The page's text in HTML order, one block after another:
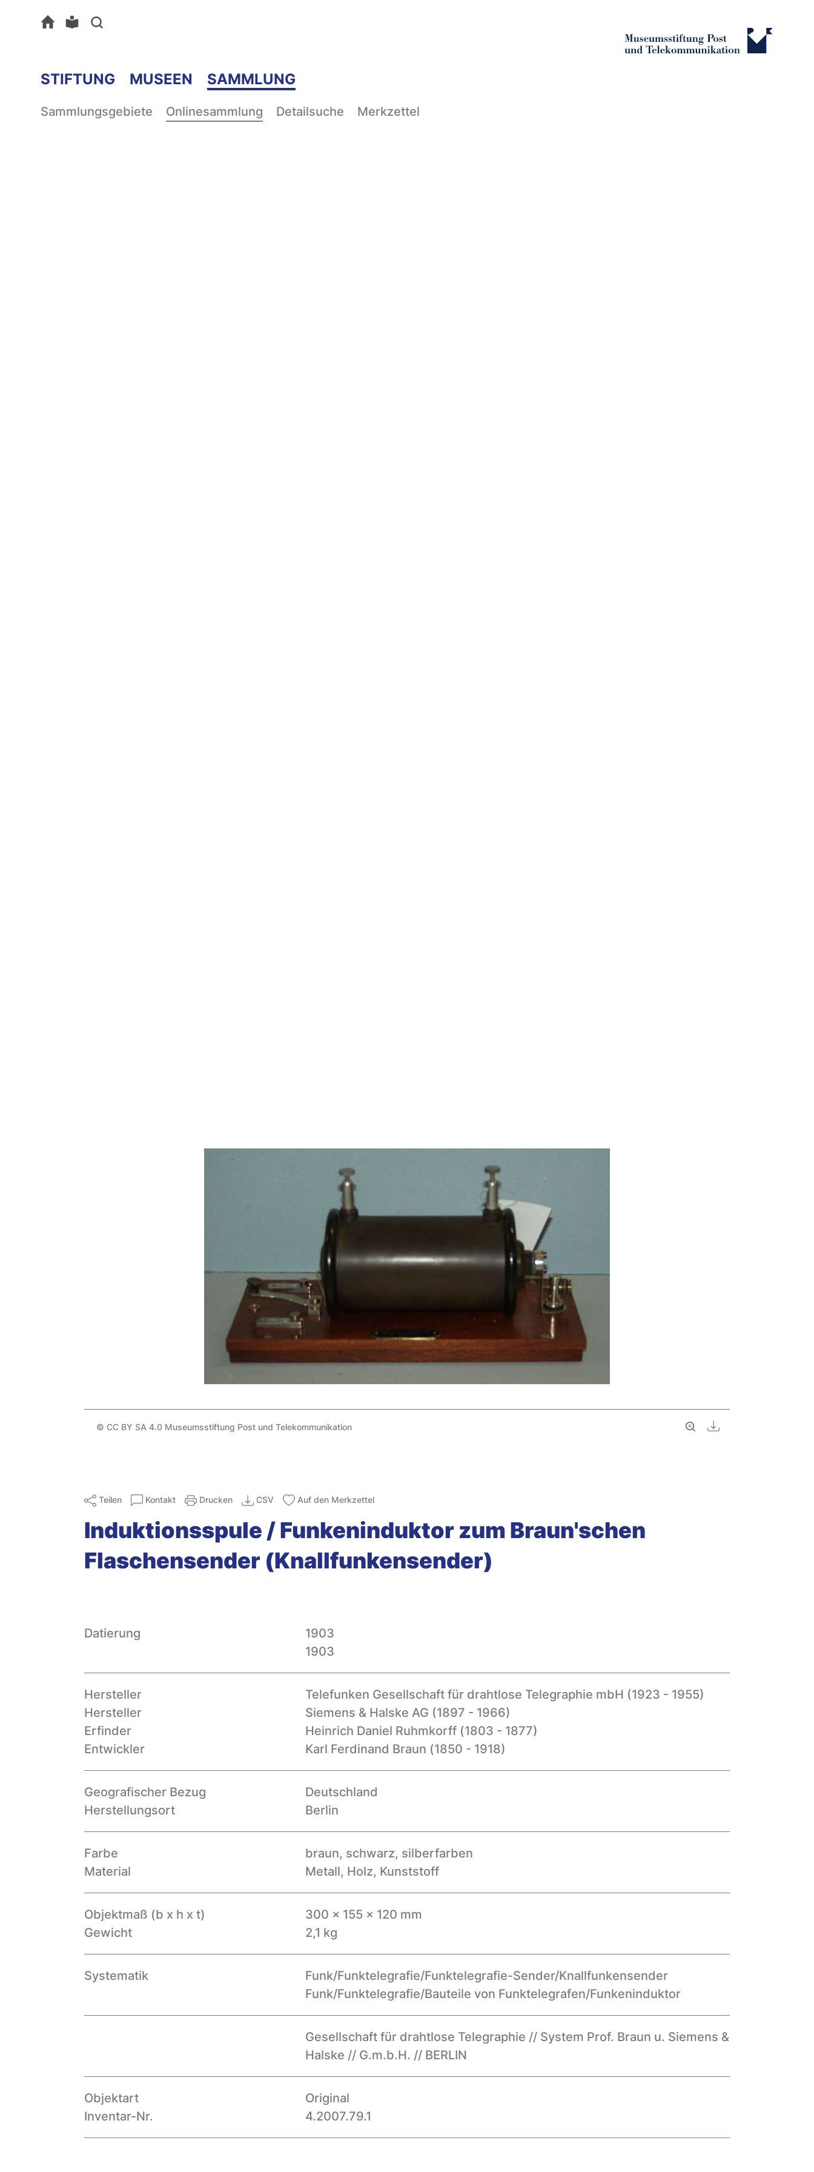
STIFTUNG MUSEEN SAMMLUNG
Sammlungsgebiete Onlinesammlung Detailsuche Merkzettel
VollbildDownload
© CC BY SA 4.0 Museumsstiftung Post und Telekommunikation
Teilen Kontakt Drucken CSV Auf den Merkzettel
Induktionsspule / Funkeninduktor zum Braun'schen
Flaschensender (Knallfunkensender)
Datierung
1903
1903
Hersteller
Telefunken Gesellschaft für drahtlose Telegraphie mbH (1923 - 1955)
Hersteller
Siemens & Halske AG (1897 - 1966)
Erfinder
Heinrich Daniel Ruhmkorff (1803 - 1877)
Entwickler
Karl Ferdinand Braun (1850 - 1918)
Geografischer Bezug
Deutschland
Herstellungsort
Berlin
Farbe
braun, schwarz, silberfarben
Material
Metall, Holz, Kunststoff
Objektmaß (b x h x t)
300 x 155 x 120 mm
Gewicht
2,1 kg
Systematik
Funk/Funktelegrafie/Funktelegrafie-Sender/Knallfunkensender
Funk/Funktelegrafie/Bauteile von Funktelegrafen/Funkeninduktor
Gesellschaft für drahtlose Telegraphie // System Prof. Braun u. Siemens &
Halske // G.m.b.H. // BERLIN
Objektart
Original
Inventar-Nr.
4.2007.79.1